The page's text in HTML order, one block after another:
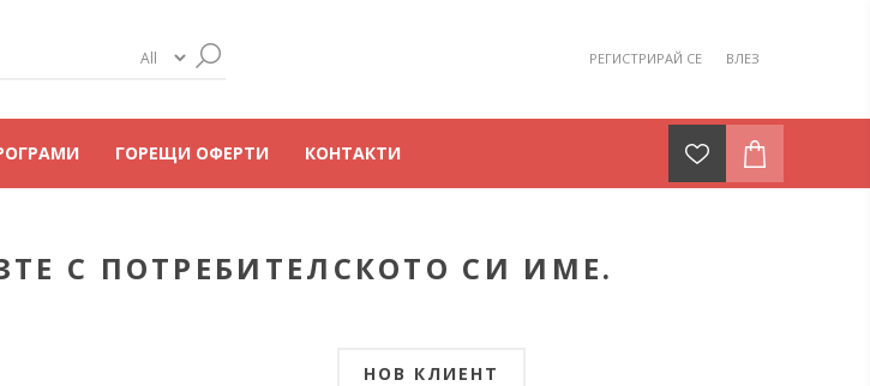
РЕГИСТРИРАЙ СЕ ВЛЕЗ
ГОРЕЩИ ОФЕРТИ КОНТАКТИ
С ПОТРЕБИТЕЛСКОТО СИ ИМЕ.
НОВ КЛИЕНТ